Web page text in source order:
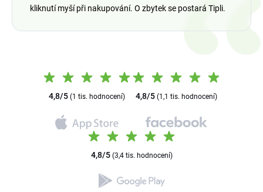
kliknutí myší při nakupování. O zbytek se postará Tipli.
4,8/5 (1 tis. hodnocení) 4,8/5(1,1 tis. hodnocení)
4,8/5(3,4 tis. hodnocení)